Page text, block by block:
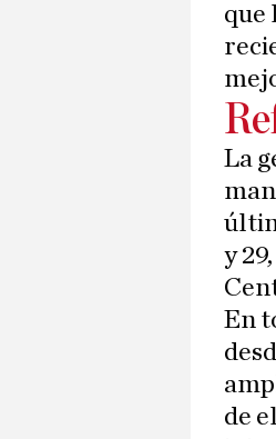
que
La
y
En
de